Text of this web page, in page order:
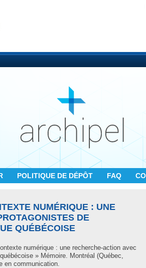
POLITIQUE DE DÉPÔT FAQ
NUMÉRIQUE : UNE
DE
QUÉBÉCOISE
numérique : une recherche-action avec
» Mémoire. Montréal (Québec,
en communication.